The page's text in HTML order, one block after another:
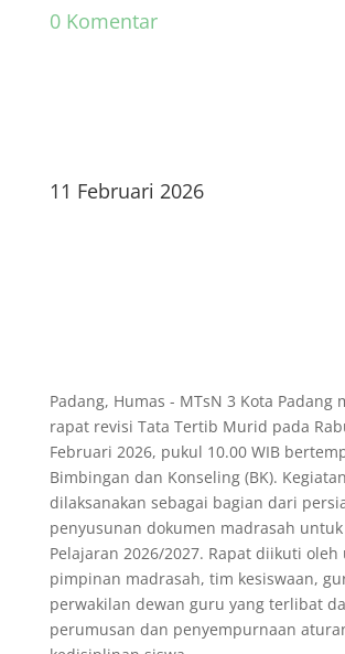
0 Komentar
11 Februari 2026
Padang, Humas - MTsN 3 Kota Padang
rapat revisi Tata Tertib Murid pada
Februari 2026, pukul 10.00 WIB
Bimbingan dan Konseling (BK).
dilaksanakan sebagai bagian dari
penyusunan dokumen madrasah
Pelajaran 2026/2027. Rapat diikuti oleh
pimpinan madrasah, tim kesiswaan,
perwakilan dewan guru yang terlibat
perumusan dan penyempurnaan